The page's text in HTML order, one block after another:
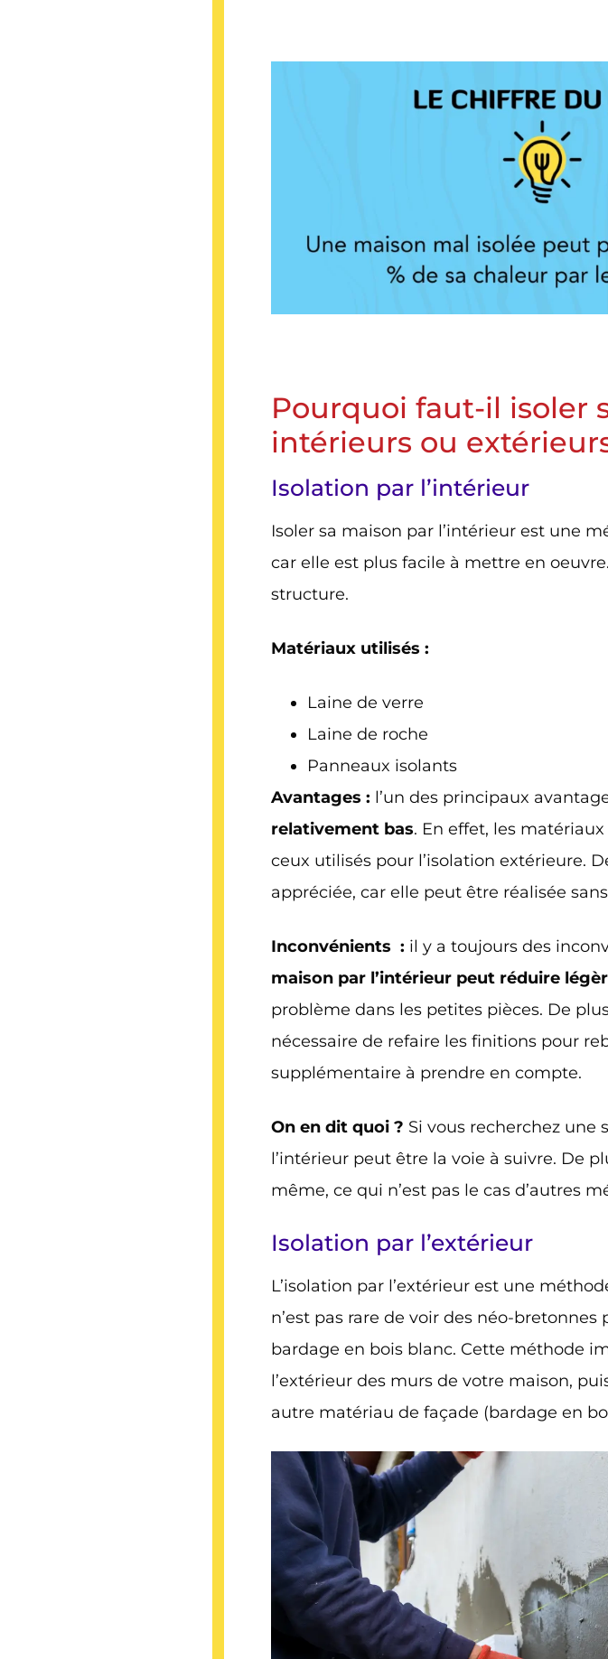
Pourquoi faut-il isoler
intérieurs ou
Isolation par l’intérieur
Isoler sa maison par l’intérieur est une
car elle est plus facile à mettre en
structure.
Matériaux utilisés :
Laine de verre
Laine de roche
Panneaux isolants
Avantages : l’un des principaux
relativement bas. En effet, les
ceux utilisés pour l’isolation extérieure.
appréciée, car elle peut être réalisée
Inconvénients : il y a toujours des
maison par l’intérieur peut réduire
problème dans les petites pièces. De
nécessaire de refaire les finitions pour
supplémentaire à prendre en compte.
On en dit quoi ? Si vous recherchez une
l’intérieur peut être la voie à suivre. De
même, ce qui n’est pas le cas d’autres
Isolation par l’extérieur
L’isolation par l’extérieur est une
n’est pas rare de voir des néo-bretonnes
bardage en bois blanc. Cette méthode
l’extérieur des murs de votre maison,
autre matériau de façade (bardage en